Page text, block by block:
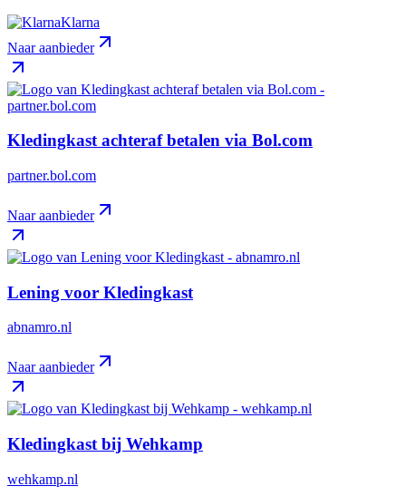
Klarna
Naar aanbieder
Kledingkast achteraf betalen via Bol.com
partner.bol.com
Naar aanbieder
Lening voor Kledingkast
abnamro.nl
Naar aanbieder
Kledingkast bij Wehkamp
wehkamp.nl